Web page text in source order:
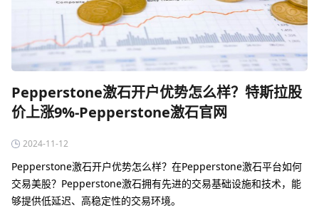
Pepperstone激石开户优势怎么样？特斯拉股
价上涨9%-Pepperstone激石官网
2024-11-12
Pepperstone激石开户优势怎么样？在Pepperstone激石平台如何
交易美股？Pepperstone激石拥有先进的交易基础设施和技术，能
够提供低延迟、高稳定性的交易环境。